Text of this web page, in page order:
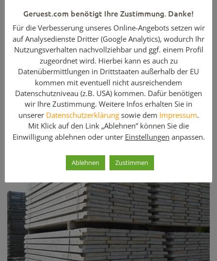
Allround-System gewährleistete durch seine schraubenlosen
Keilschlossverbindung und hohe Tragfähigkeit nicht nur eine
schnelle Montage der über 100 m langen Unterkonstruktion,
sondern auch eine materialsparende. Dies verschaffte dem
Bauunternehmen zusätzliche Lagerfläche.
Anschließend ließen sich die Protect-Kassetten mit ihren
guten Lärmdämmeigenschaften von bis zu 26 dB einfach in
die Unterkonstruktion einhängen. Integrierte Gitter- und
Stahlträger sorgen für Standsicherheit – selbst während eines
Orkans.
Layher stellt auf der bauma in Halle B3, Stand 424/425, aus.
Geruest.com benötigt Ihre Zustimmung. Danke!
Für die Verbesserung unseres Online-Angebots setzen wir
auf Analysedienste Dritter (Google Analytics), wodurch Ihr
Nutzungsverhalten nachvollziehbar und ggf. einem Profil
zugeordnet wird. Hierbei kann es auch zu
Datenübermittlungen in Drittstaaten außerhalb der EU
kommen mit eventuell nicht ausreichendem
Datenschutzniveau (z.B. USA) kommen. Dafür benötigen
wir Ihre Zustimmung. Weitere Infos erhalten Sie in
unserer Datenschutzerklärungsowie dem Impressum.
Mit Klick auf den Link „Ablehnen” können Sie die
Einwilligung ablehnen oder unter Einstellungen anpassen.
Ablehnen Zustimmen